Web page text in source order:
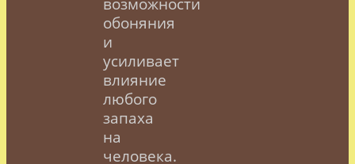
обоняния
и
усиливает
влияние
любого
запаха
на
человека.